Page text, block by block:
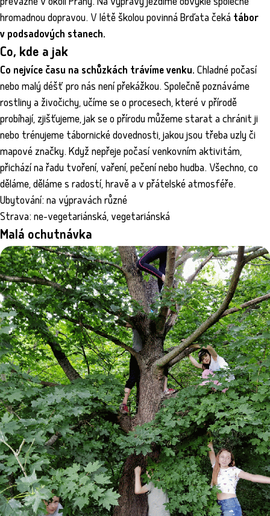
převážné v okolí Prahy. Na výpravy jezdíme obvykle společně
hromadnou dopravou. V létě školou povinná Brďata čeká tábor
v podsadových stanech.
Co, kde a jak
Co nejvíce času na schůzkách trávíme venku. Chladné počasí
nebo malý déšť pro nás není překážkou. Společně poznáváme
rostliny a živočichy, učíme se o procesech, které v přírodě
probíhají, zjišťujeme, jak se o přírodu můžeme starat a chránit ji
nebo trénujeme tábornické dovednosti, jakou jsou třeba uzly či
mapové značky. Když nepřeje počasí venkovním aktivitám,
přichází na řadu tvoření, vaření, pečení nebo hudba. Všechno, co
děláme, děláme s radostí, hravě a v přátelské atmosféře.
Ubytování: na výpravách různé
Strava: ne-vegetariánská, vegetariánská
Malá ochutnávka